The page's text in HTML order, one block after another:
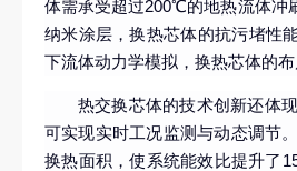
体需承受超过200℃的地热流体冲
纳米涂层，换热芯体的抗污堵性
下流体动力学模拟，换热芯体的
热交换芯体的技术创新还体
可实现实时工况监测与动态调节
换热面积，使系统能效比提升了